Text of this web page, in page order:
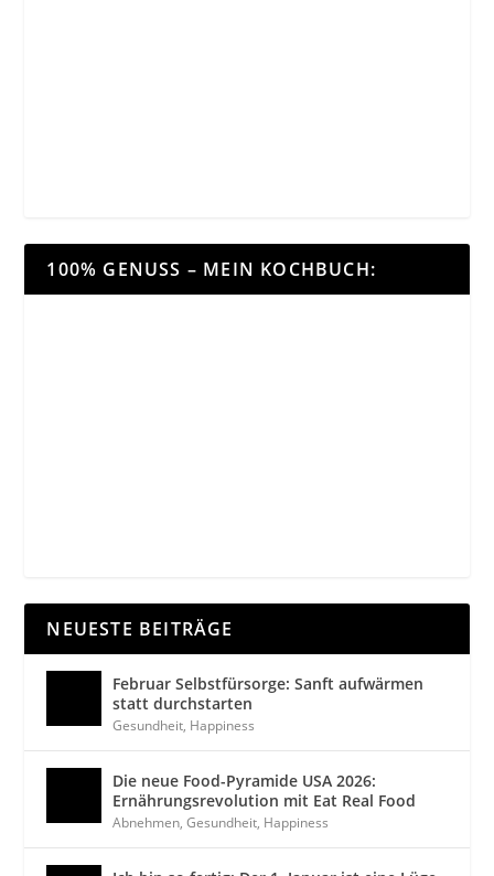
100% GENUSS – MEIN KOCHBUCH:
NEUESTE BEITRÄGE
Februar Selbstfürsorge: Sanft aufwärmen
statt durchstarten
Gesundheit, Happiness
Die neue Food-Pyramide USA 2026:
Ernährungsrevolution mit Eat Real Food
Abnehmen,Gesundheit, Happiness